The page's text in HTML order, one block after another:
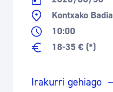
Kontxako Badia
10:00
18-35 € (*)
Irakurri gehiago